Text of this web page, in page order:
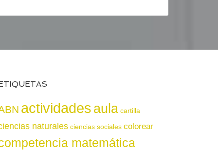
actividadesaula cartilla
naturales ciencias sociales colorear
matemática